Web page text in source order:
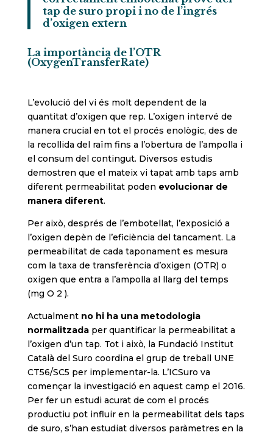
tap de suro propi i no de l’ingrés
d’oxigen extern
La importància de l’OTR
(OxygenTransferRate)
L’evolució del vi és molt dependent de la
quantitat d’oxigen que rep. L’oxigen intervé de
manera crucial en tot el procés enològic, des de
la recollida del raïm fins a l’obertura de l’ampolla i
el consum del contingut. Diversos estudis
demostren que el mateix vi tapat amb taps amb
diferent permeabilitat poden evolucionar de
manera diferent.
Per això, després de l’embotellat, l’exposició a
l’oxigen depèn de l’eficiència del tancament. La
permeabilitat de cada taponament es mesura
com la taxa de transferència d’oxigen (OTR) o
oxigen que entra a l’ampolla al llarg del temps
(mg O 2 ).
Actualment no hi ha una metodologia
normalitzadaper quantificar la permeabilitat a
l’oxigen d’un tap. Tot i això, la Fundació Institut
Català del Suro coordina el grup de treball UNE
CT56/SC5 per implementar-la. L’ICSuro va
començar la investigació en aquest camp el 2016.
Per fer un estudi acurat de com el procés
productiu pot influir en la permeabilitat dels taps
de suro, s’han estudiat diversos paràmetres en la